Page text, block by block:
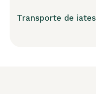
Transporte de iates